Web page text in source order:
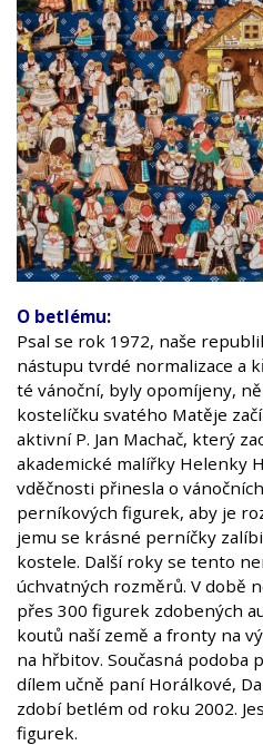
O betlému:
Psal se rok 1972, naše
nástupu tvrdé normalizace a
té vánoční, byly opomíjeny,
kostelíčku svatého Matěje
aktivní P. Jan Machač, který
akademické malířky Helenky
vděčnosti přinesla o
perníkových figurek, aby je
jemu se krásné perníčky
kostele. Další roky se tento
úchvatných rozměrů. V době
přes 300 figurek zdobených
koutů naší země a fronty na
na hřbitov. Současná podoba
dílem učně paní Horálkové,
zdobí betlém od roku 2002.
figurek.